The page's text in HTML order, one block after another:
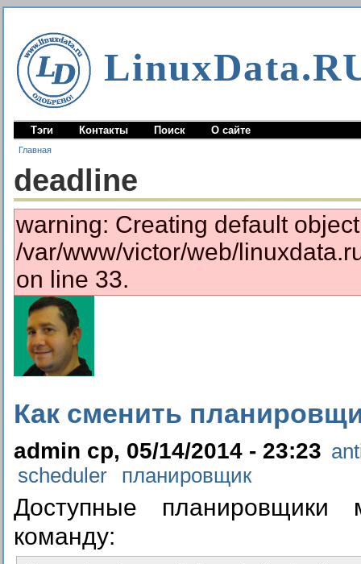
Тэги Контакты Поиск О сайте
Главная
deadline
warning: Creating default
/var/www/victor/web/
on line 33.
Как сменить
admin ср, 05/14/2014 - 23:23
scheduler
планировщик
Доступные
команду: